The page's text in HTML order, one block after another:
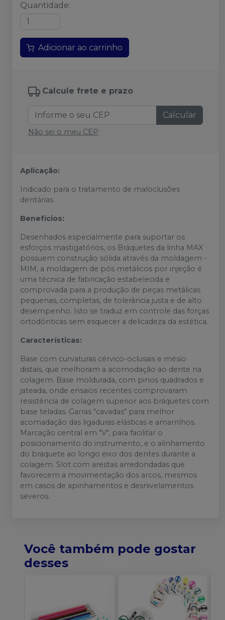
Quantidade:
Adicionar ao carrinho
Calcule frete e prazo
Calcular
Não sei o meu CEP
Aplicação:
Indicado para o tratamento de maloclusões
dentárias.
Benefícios:
Desenhados especialmente para suportar os
esforços mastigatórios, os Bráquetes da linha MAX
possuem construção sólida através da moldagem -
MIM, a moldagem de pós metálicos por injeção é
uma técnica de fabricação estabelecida e
comprovada para a produção de peças metálicas
pequenas, completas, de tolerância justa e de alto
desempenho. Isto se traduz em controle das forças
ortodônticas sem esquecer a delicadeza da estética.
Características:
Base com curvaturas cérvico-oclusais e mésio
distais, que melhoram a acomodação ao dente na
colagem. Base moldurada, com pinos quadrados e
jateada, onde ensaios recentes comprovaram
resistência de colagem superior aos bráquetes com
base teladas. Garras "cavadas" para melhor
acomadação das ligaduras elásticas e amarrilhos.
Marcação central em "V", para facilitar o
posicionamento do instrumento, e o alinhamento
do braquete ao longo eixo dos dentes durante a
colagem. Slot com arestas arredondadas que
favorecem a movimentação dos arcos, mesmos
em casos de apinhamentos e desnivelamentos
severos.
Você também pode gostar
desses